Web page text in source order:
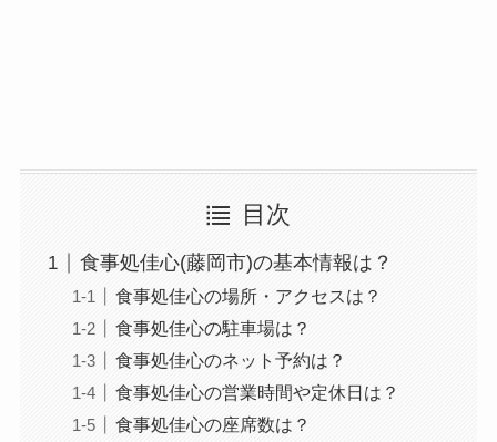
目次
食事処佳心(藤岡市)の基本情報は？
食事処佳心の場所・アクセスは？
食事処佳心の駐車場は？
食事処佳心のネット予約は？
食事処佳心の営業時間や定休日は？
食事処佳心の座席数は？